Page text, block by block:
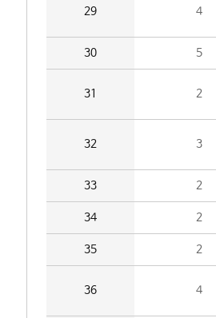
29 4
30 5
31 2
32 3
33 2
34 2
35 2
36 4